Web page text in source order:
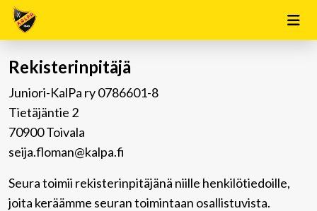
Rekisterinpitäjä
Juniori-KalPa ry 0786601-8
Tietäjäntie 2
70900 Toivala
seija.floman@kalpa.fi
Seura toimii rekisterinpitäjänä niille henkilötiedoille,
joita keräämme seuran toimintaan osallistuvista.